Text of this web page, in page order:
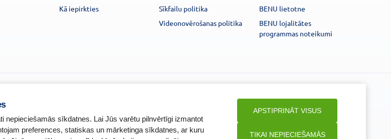
nepieciešamās sīkdatnes. Lai Jūs varētu pilnvērtīgi izmantot
preferences, statiskas un mārketinga sīkdatnes, ar kuru
TIKAI NEPIECIEŠAMĀS
APSTIPRINĀT VISUS
Kā iepirkties
Sīkfailu politika
Videonovērošanas politika
BENU lietotne
BENU lojalitātes
programmas noteikumi